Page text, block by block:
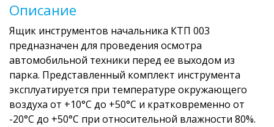
Описание
Ящик инструментов начальника КТП 003
предназначен для проведения осмотра
автомобильной техники перед ее выходом из
парка. Представленный комплект инструмента
эксплуатируется при температуре окружающего
воздуха от +10°C до +50°C и кратковременно от
-20°C до +50°C при относительной влажности 80%.